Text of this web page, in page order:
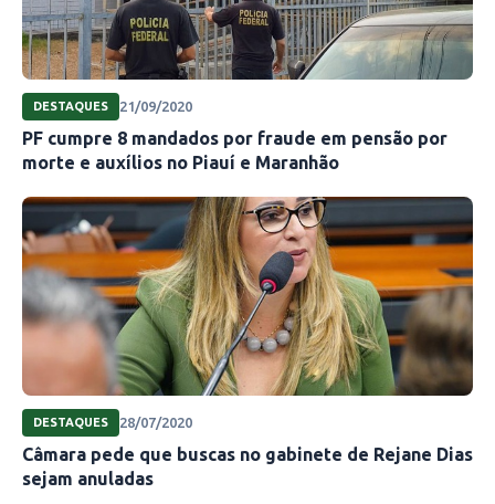
DESTAQUES 21/09/2020
PF cumpre 8 mandados por fraude em pensão por
morte e auxílios no Piauí e Maranhão
DESTAQUES 28/07/2020
Câmara pede que buscas no gabinete de Rejane Dias
sejam anuladas